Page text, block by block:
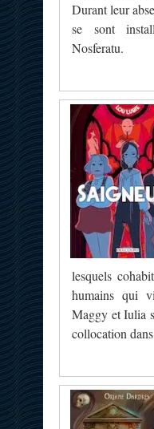
Durant leur
se sont
Nosferatu.
lesquels
humains qui
Maggy et Iulia
collocation